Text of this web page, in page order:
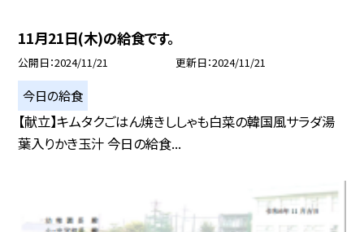
11月21日(木)の給食です。
公開日 2024/11/21 更新日 2024/11/21
今日の給食
【献立】キムタクごはん焼きししゃも白菜の韓国風サラダ湯
葉入りかき玉汁 今日の給食...